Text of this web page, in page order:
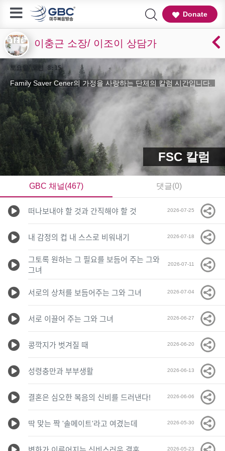
Donate
이충근 소장/ 이조이 상담가
FSC 칼럼
토요일 오전 8:15
Family Saver Cener의 가정을 사랑하는 단체의 칼럼 시간입니다.
GBC 채널(467) 댓글(0)
떠나보내야 할 것과 간직해야 할 것 2026-07-25
내 감정의 컵 내 스스로 비워내기 2026-07-18
그토록 원하는 그 필요를 보듬어 주는 그와
그녀
2026-07-11
서로의 상처를 보듬어주는 그와 그녀 2026-07-04
서로 이끌어 주는 그와 그녀 2026-06-27
콩깍지가 벗겨질 때 2026-06-20
성령충만과 부부생활 2026-06-13
결혼은 심오한 복음의 신비를 드러낸다! 2026-06-06
딱 맞는 짝 '솔메이트'라고 여겼는데 2026-05-30
2026-05-23